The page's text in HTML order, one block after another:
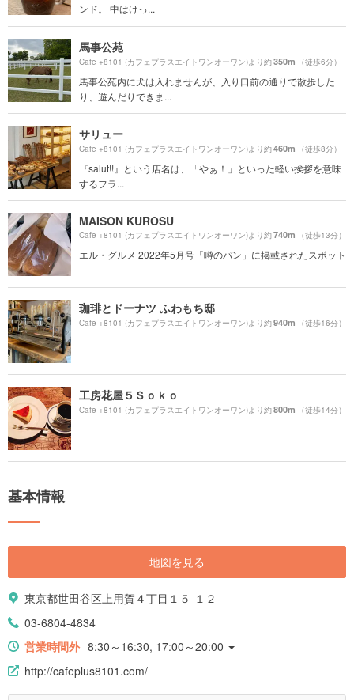
ンド。 中はけっ...
馬事公苑
Cafe +8101 (カフェプラスエイトワンオーワン)より約350m （徒歩6分）
馬事公苑内に犬は入れませんが、入り口前の通りで散歩した
り、遊んだりできま...
サリュー
Cafe +8101 (カフェプラスエイトワンオーワン)より約460m （徒歩8分）
『salut!!』という店名は、「やぁ！」といった軽い挨拶を意味
するフラ...
MAISON KUROSU
Cafe +8101 (カフェプラスエイトワンオーワン)より約740m （徒歩13分）
エル・グルメ 2022年5月号「噂のパン」に掲載されたスポット
珈琲とドーナツ ふわもち邸
Cafe +8101 (カフェプラスエイトワンオーワン)より約940m （徒歩16分）
工房花屋５Ｓｏｋｏ
Cafe +8101 (カフェプラスエイトワンオーワン)より約800m （徒歩14分）
基本情報
地図を見る
東京都世田谷区上用賀４丁目１５-１２
03-6804-4834
営業時間外 8:30～16:30, 17:00～20:00
http://cafeplus8101.com/